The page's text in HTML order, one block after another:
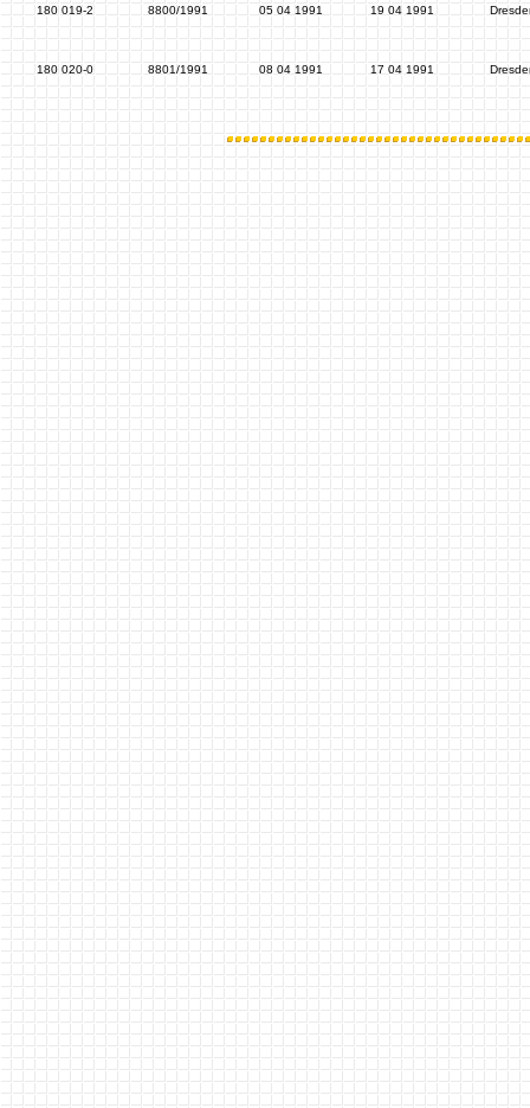
180 019-2 8800/1991 05 04 1991 19 04 1991
180 020-0 8801/1991 08 04 1991 17 04 1991